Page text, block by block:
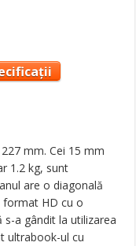
mm. Cei 15 mm
1.2 kg, sunt
are o diagonală
format HD cu o
s-a gândit la utilizarea
ultrabook-ul cu